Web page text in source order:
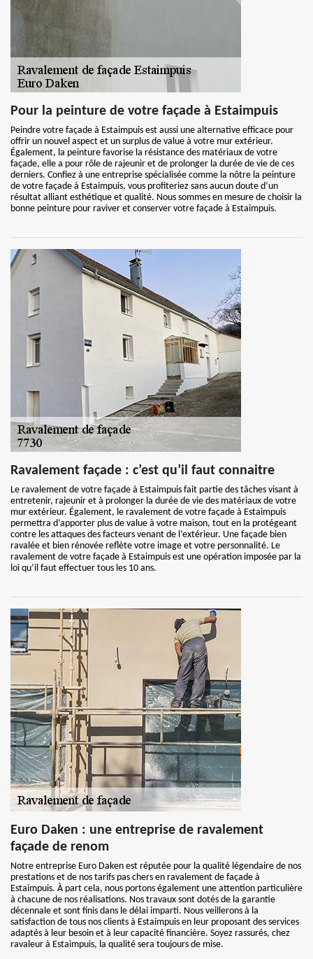
Pour la peinture de votre façade à Estaimpuis
Peindre votre façade à Estaimpuis est aussi une alternative efficace pour
offrir un nouvel aspect et un surplus de value à votre mur extérieur.
Également, la peinture favorise la résistance des matériaux de votre
façade, elle a pour rôle de rajeunir et de prolonger la durée de vie de ces
derniers. Confiez à une entreprise spécialisée comme la nôtre la peinture
de votre façade à Estaimpuis, vous profiteriez sans aucun doute d’un
résultat alliant esthétique et qualité. Nous sommes en mesure de choisir la
bonne peinture pour raviver et conserver votre façade à Estaimpuis.
Ravalement façade : c’est qu’il faut connaitre
Le ravalement de votre façade à Estaimpuis fait partie des tâches visant à
entretenir, rajeunir et à prolonger la durée de vie des matériaux de votre
mur extérieur. Également, le ravalement de votre façade à Estaimpuis
permettra d’apporter plus de value à votre maison, tout en la protégeant
contre les attaques des facteurs venant de l’extérieur. Une façade bien
ravalée et bien rénovée reflète votre image et votre personnalité. Le
ravalement de votre façade à Estaimpuis est une opération imposée par la
loi qu’il faut effectuer tous les 10 ans.
Euro Daken : une entreprise de ravalement
façade de renom
Notre entreprise Euro Daken est réputée pour la qualité légendaire de nos
prestations et de nos tarifs pas chers en ravalement de façade à
Estaimpuis. À part cela, nous portons également une attention particulière
à chacune de nos réalisations. Nos travaux sont dotés de la garantie
décennale et sont finis dans le délai imparti. Nous veillerons à la
satisfaction de tous nos clients à Estaimpuis en leur proposant des services
adaptés à leur besoin et à leur capacité financière. Soyez rassurés, chez
ravaleur à Estaimpuis, la qualité sera toujours de mise.